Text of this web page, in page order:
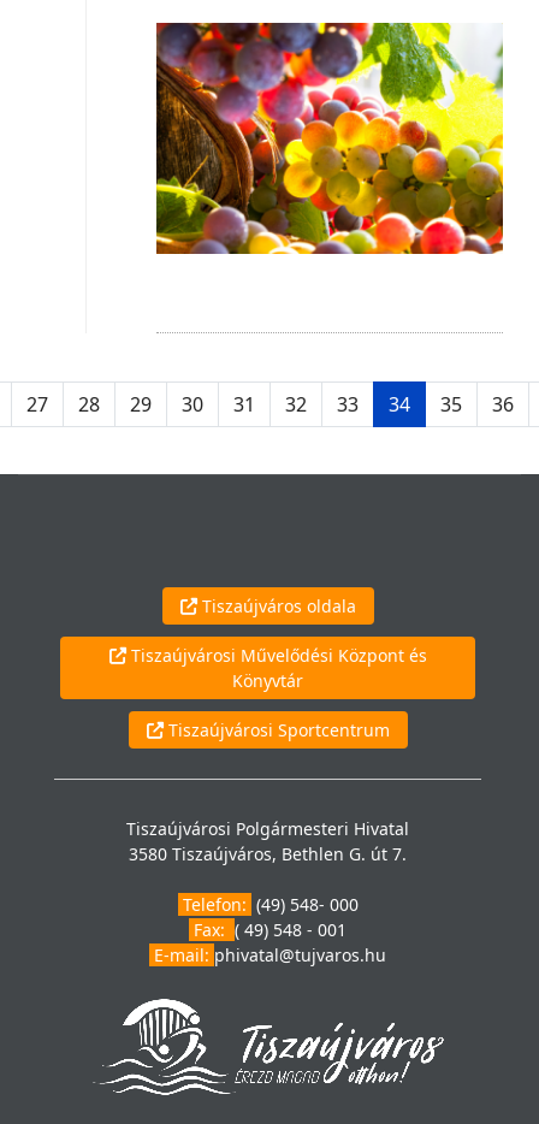
27 28 29 30 31 32 33 34 35 36
Tiszaújváros oldala
Tiszaújvárosi Művelődési Központ és
Könyvtár
Tiszaújvárosi Sportcentrum
Tiszaújvárosi Polgármesteri Hivatal
3580 Tiszaújváros, Bethlen G. út 7.
Telefon: (49) 548- 000
Fax: ( 49) 548 - 001
E-mail: phivatal@tujvaros.hu